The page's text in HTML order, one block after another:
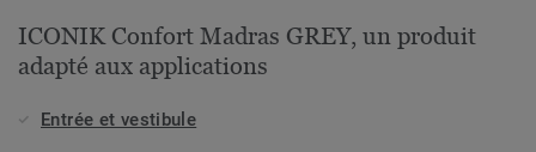
ICONIK Confort Madras GREY, un produit
adapté aux applications
Entrée et vestibule